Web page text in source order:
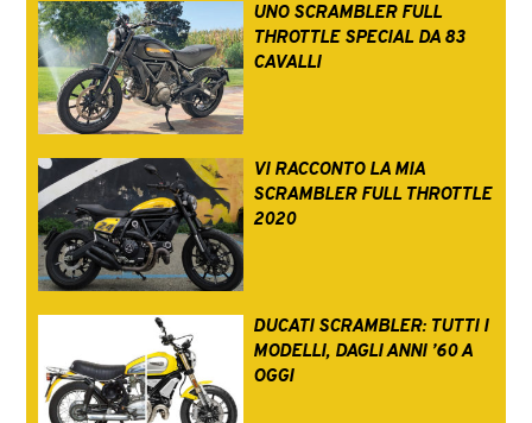
UNO SCRAMBLER FULL
THROTTLE SPECIAL DA 83
CAVALLI
VI RACCONTO LA MIA
SCRAMBLER FULL THROTTLE
2020
DUCATI SCRAMBLER: TUTTI I
MODELLI, DAGLI ANNI ’60 A
OGGI